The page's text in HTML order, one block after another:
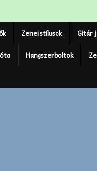
Zenei stílusok Gitár
Hangszerboltok